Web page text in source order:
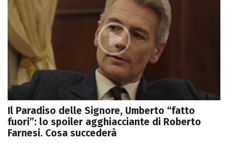
Il Paradiso delle Signore, Umberto “fatto
fuori”: lo spoiler agghiacciante di Roberto
Farnesi. Cosa succederà